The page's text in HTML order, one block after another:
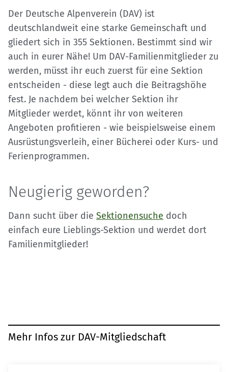
Der Deutsche Alpenverein (DAV) ist
deutschlandweit eine starke Gemeinschaft und
gliedert sich in 355 Sektionen. Bestimmt sind wir
auch in eurer Nähe! Um DAV-Familienmitglieder zu
werden, müsst ihr euch zuerst für eine Sektion
entscheiden - diese legt auch die Beitragshöhe
fest. Je nachdem bei welcher Sektion ihr
Mitglieder werdet, könnt ihr von weiteren
Angeboten profitieren - wie beispielsweise einem
Ausrüstungsverleih, einer Bücherei oder Kurs- und
Ferienprogrammen.
Neugierig geworden?
Dann sucht über die Sektionensuche doch
einfach eure Lieblings-Sektion und werdet dort
Familienmitglieder!
Mehr Infos zur DAV-Mitgliedschaft